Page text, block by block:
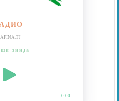
зинда
0:00